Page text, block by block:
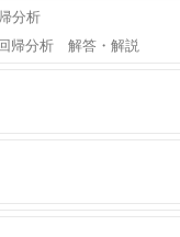
分析
帰分析 解答・解説